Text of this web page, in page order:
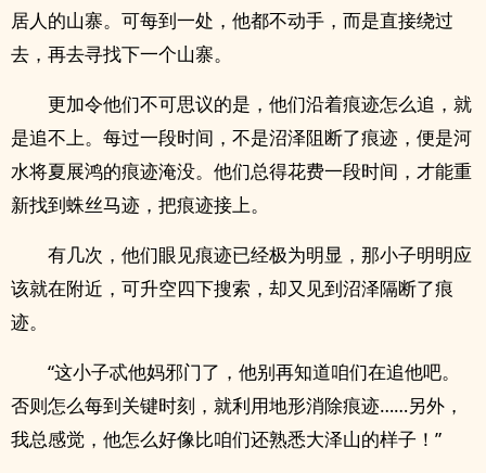
居人的山寨。可每到一处，他都不动手，而是直接绕过
去，再去寻找下一个山寨。
更加令他们不可思议的是，他们沿着痕迹怎么追，就
是追不上。每过一段时间，不是沼泽阻断了痕迹，便是河
水将夏展鸿的痕迹淹没。他们总得花费一段时间，才能重
新找到蛛丝马迹，把痕迹接上。
有几次，他们眼见痕迹已经极为明显，那小子明明应
该就在附近，可升空四下搜索，却又见到沼泽隔断了痕
迹。
“这小子忒他妈邪门了，他别再知道咱们在追他吧。
否则怎么每到关键时刻，就利用地形消除痕迹……另外，
我总感觉，他怎么好像比咱们还熟悉大泽山的样子！”